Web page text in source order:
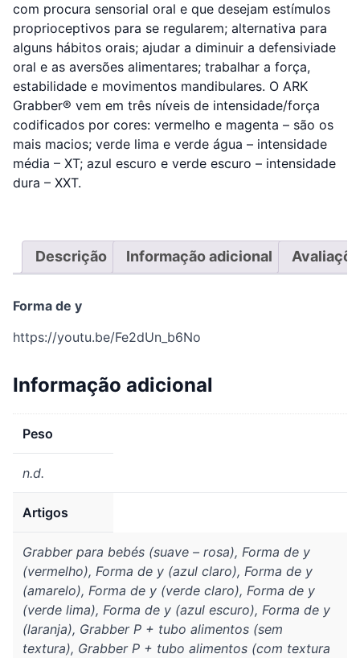
com procura sensorial oral e que desejam estímulos
proprioceptivos para se regularem; alternativa para
alguns hábitos orais; ajudar a diminuir a defensiviade
oral e as aversões alimentares; trabalhar a força,
estabilidade e movimentos mandibulares. O ARK
Grabber® vem em três níveis de intensidade/força
codificados por cores: vermelho e magenta – são os
mais macios; verde lima e verde água – intensidade
média – XT; azul escuro e verde escuro – intensidade
dura – XXT.
Descrição Informação adicional
Forma de y
https://youtu.be/Fe2dUn_b6No
Informação adicional
Peso
n.d.
Artigos
Grabber para bebés (suave – rosa), Forma de y
(vermelho), Forma de y (azul claro), Forma de y
(amarelo), Forma de y (verde claro), Forma de y
(verde lima), Forma de y (azul escuro), Forma de y
(laranja), Grabber P + tubo alimentos (sem
textura), Grabber P + tubo alimentos (com textura